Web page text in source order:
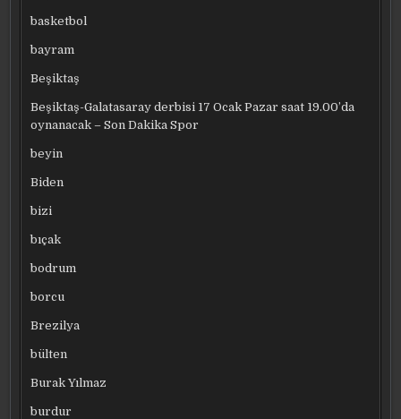
basketbol
bayram
Beşiktaş
Beşiktaş-Galatasaray derbisi 17 Ocak Pazar saat 19.00’da
oynanacak – Son Dakika Spor
beyin
Biden
bizi
bıçak
bodrum
borcu
Brezilya
bülten
Burak Yılmaz
burdur